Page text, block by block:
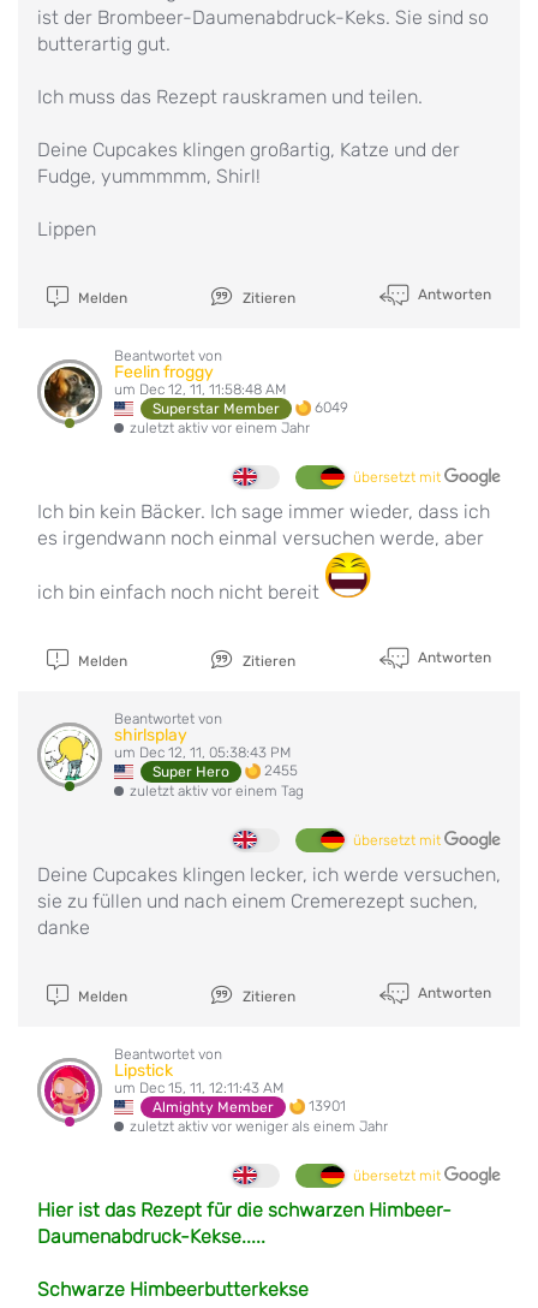
ist der Brombeer-Daumenabdruck-Keks. Sie sind so
butterartig gut.
Ich muss das Rezept rauskramen und teilen.
Deine Cupcakes klingen großartig, Katze und der
Fudge, yummmmm, Shirl!
Lippen
Melden Zitieren Antworten
Beantwortet von
Feelin froggy
um Dec 12, 11, 11:58:48 AM
Superstar Member
6049
zuletzt aktiv vor einem Jahr
übersetzt mit
Ich bin kein Bäcker. Ich sage immer wieder, dass ich
es irgendwann noch einmal versuchen werde, aber
ich bin einfach noch nicht bereit
Melden Zitieren Antworten
Beantwortet von
shirlsplay
um Dec 12, 11, 05:38:43 PM
Super Hero
2455
zuletzt aktiv vor einem Tag
übersetzt mit
Deine Cupcakes klingen lecker, ich werde versuchen,
sie zu füllen und nach einem Cremerezept suchen,
danke
Melden Zitieren Antworten
Beantwortet von
Lipstick
um Dec 15, 11, 12:11:43 AM
Almighty Member
13901
zuletzt aktiv vor weniger als einem Jahr
übersetzt mit
Hier ist das Rezept für die schwarzen Himbeer-
Daumenabdruck-Kekse.....
Schwarze Himbeerbutterkekse